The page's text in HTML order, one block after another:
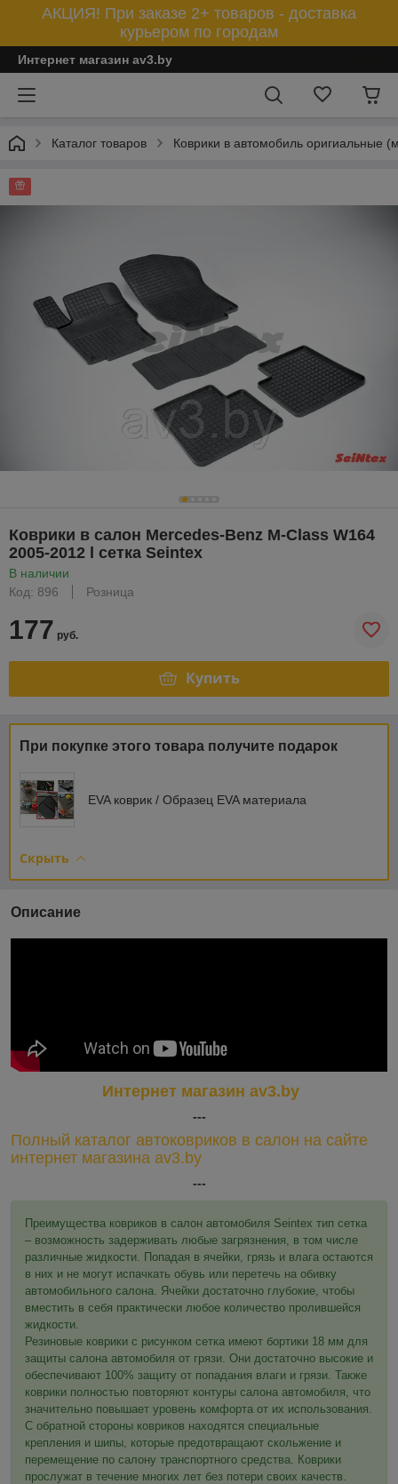
АКЦИЯ! При заказе 2+ товаров - доставка
курьером по городам
Интернет магазин av3.by
Каталог товаров Коврики в автомобиль оригиальные
Коврики в салон Mercedes-Benz M-Class W164
2005-2012 l сетка Seintex
В наличии
Код: 896
Розница
177 руб.
Купить
При покупке этого товара получите подарок
EVA коврик / Образец EVA материала
Скрыть
Описание
Интернет магазин av3.by
---
Полный каталог автоковриков в салон на сайте
интернет магазина av3.by
---
Преимущества ковриков в салон автомобиля Seintex тип сетка
– возможность задерживать любые загрязнения, в том числе
различные жидкости. Попадая в ячейки, грязь и влага остаются
в них и не могут испачкать обувь или перетечь на обивку
автомобильного салона. Ячейки достаточно глубокие, чтобы
вместить в себя практически любое количество пролившейся
жидкости.
Резиновые коврики с рисунком сетка имеют бортики 18 мм для
защиты салона автомобиля от грязи. Они достаточно высокие и
обеспечивают 100% защиту от попадания влаги и грязи. Также
коврики полностью повторяют контуры салона автомобиля, что
значительно повышает уровень комфорта от их использования.
С обратной стороны ковриков находятся специальные
крепления и шипы, которые предотвращают скольжение и
перемещение по салону транспортного средства. Коврики
прослужат в течение многих лет без потери своих качеств.